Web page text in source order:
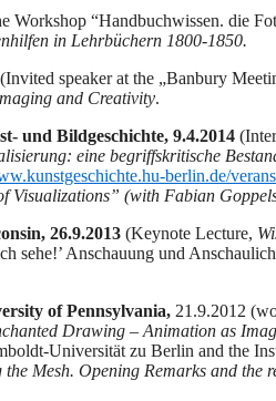
Workshop “Handbuchwissen. die
in Lehrbüchern 1800-1850.
(Invited speaker at the „Banbury
and Creativity.
und Bildgeschichte, 9.4.2014
eine begriffskritische
berlin.de/
Visualizations” (with Fabian
26.9.2013 (Keynote Lecture,
sehe!’ Anschauung und
of Pennsylvania, 21.9.2012
Drawing – Animation as
Universität zu Berlin and the
Mesh. Opening Remarks and the